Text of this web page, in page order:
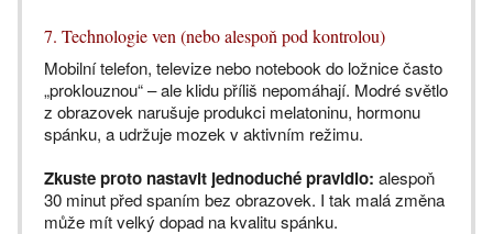
7. Technologie ven (nebo alespoň pod kontrolou)
Mobilní telefon, televize nebo notebook do ložnice často
„proklouznou“ – ale klidu příliš nepomáhají. Modré světlo
z obrazovek narušuje produkci melatoninu, hormonu
spánku, a udržuje mozek v aktivním režimu.
Zkuste proto nastavit jednoduché pravidlo: alespoň
30 minut před spaním bez obrazovek. I tak malá změna
může mít velký dopad na kvalitu spánku.